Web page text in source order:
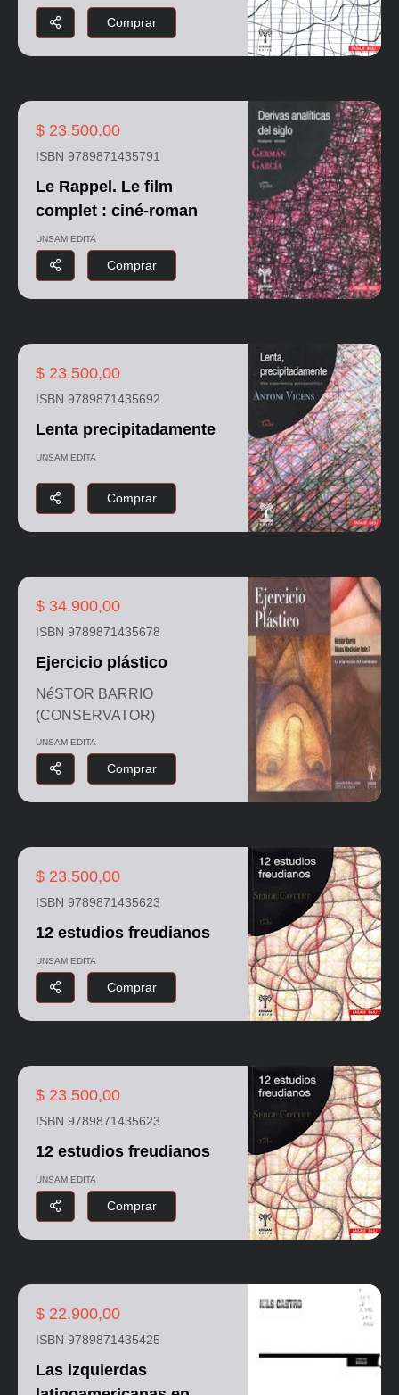
Comprar
$ 23.500,00
ISBN 9789871435791
Le Rappel. Le film
complet : ciné-roman
UNSAM EDITA
Comprar
$ 23.500,00
ISBN 9789871435692
Lenta precipitadamente
UNSAM EDITA
Comprar
$ 34.900,00
ISBN 9789871435678
Ejercicio plástico
NéSTOR BARRIO
(CONSERVATOR)
UNSAM EDITA
Comprar
$ 23.500,00
ISBN 9789871435623
12 estudios freudianos
UNSAM EDITA
Comprar
$ 23.500,00
ISBN 9789871435623
12 estudios freudianos
UNSAM EDITA
Comprar
$ 22.900,00
ISBN 9789871435425
Las izquierdas